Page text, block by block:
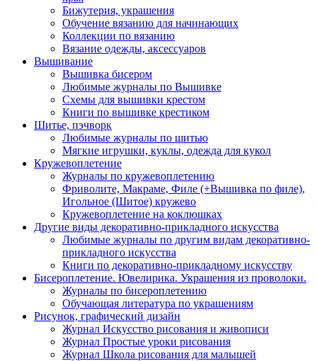
Бижутерия, украшения
Обучение вязанию для начинающих
Коллекции по вязанию
Вязание одежды, аксессуаров
Вышивание
Вышивка бисером
Любимые журналы по Вышивке
Схемы для вышивки крестом
Книги по вышивке крестиком
Шитье, пэчворк
Любимые журналы по шитью
Мягкие игрушки, куклы, одежда для кукол
Кружевоплетение
Журналы по кружевоплетению
Фриволите, Макраме, Филе (+Вышивка по филе),
Игольное (Шитое) кружево
Кружевоплетение на коклюшках
Другие виды декоративно-прикладного искусства
Любимые журналы по другим видам декоративно-
прикладного искусства
Книги по декоративно-прикладному искусству
Бисероплетение. Ювелирика. Украшения из проволоки.
Журналы по бисероплетению
Обучающая литература по украшениям
Рисунок, графический дизайн
Журнал Искусство рисования и живописи
Журнал Простые уроки рисования
Журнал Школа рисования для малышей